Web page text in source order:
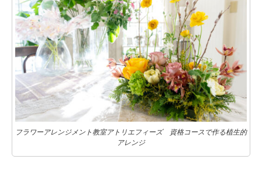
フラワーアレンジメント教室アトリエフィーズ 資格コースで作る植生的
アレンジ